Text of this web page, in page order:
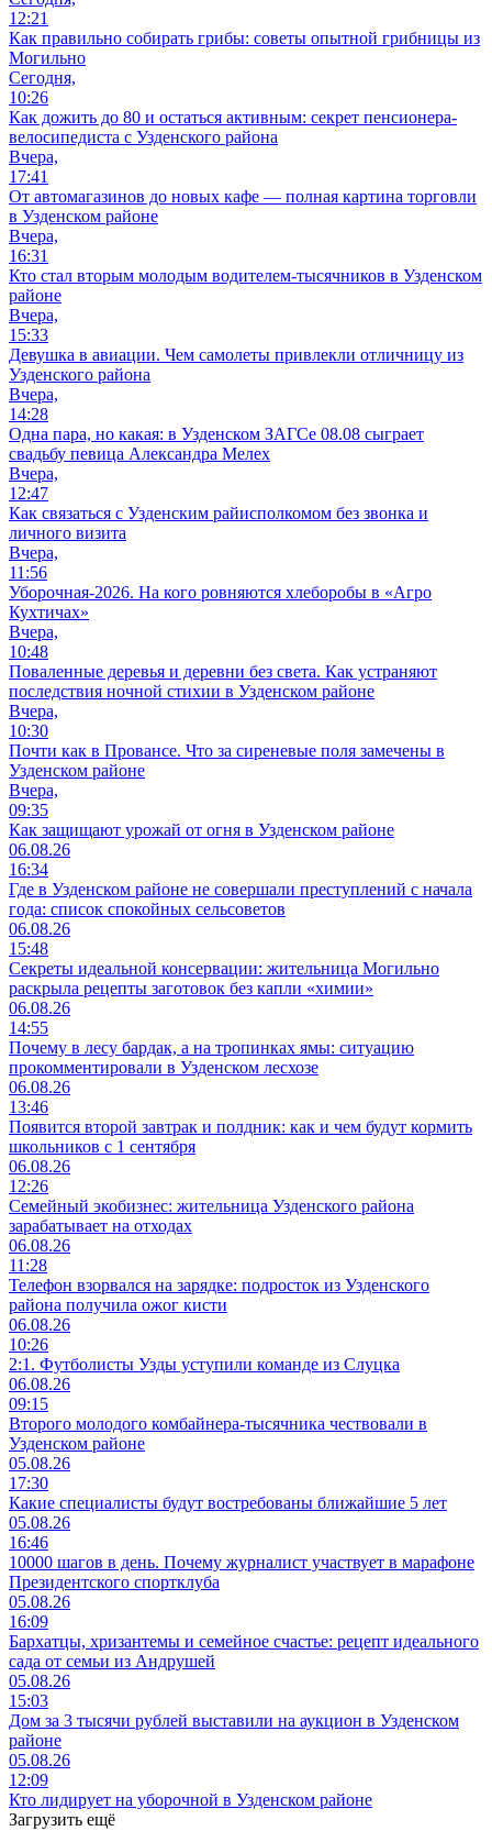
12:21
Как правильно собирать грибы: советы опытной грибницы из
Могильно
Сегодня,
10:26
Как дожить до 80 и остаться активным: секрет пенсионера-
велосипедиста с Узденского района
Вчера,
17:41
От автомагазинов до новых кафе — полная картина торговли
в Узденском районе
Вчера,
16:31
Кто стал вторым молодым водителем-тысячников в Узденском
районе
Вчера,
15:33
Девушка в авиации. Чем самолеты привлекли отличницу из
Узденского района
Вчера,
14:28
Одна пара, но какая: в Узденском ЗАГСе 08.08 сыграет
свадьбу певица Александра Мелех
Вчера,
12:47
Как связаться с Узденским райисполкомом без звонка и
личного визита
Вчера,
11:56
Уборочная-2026. На кого ровняются хлеборобы в «Агро
Кухтичах»
Вчера,
10:48
Поваленные деревья и деревни без света. Как устраняют
последствия ночной стихии в Узденском районе
Вчера,
10:30
Почти как в Провансе. Что за сиреневые поля замечены в
Узденском районе
Вчера,
09:35
Как защищают урожай от огня в Узденском районе
06.08.26
16:34
Где в Узденском районе не совершали преступлений с начала
года: список спокойных сельсоветов
06.08.26
15:48
Секреты идеальной консервации: жительница Могильно
раскрыла рецепты заготовок без капли «химии»
06.08.26
14:55
Почему в лесу бардак, а на тропинках ямы: ситуацию
прокомментировали в Узденском лесхозе
06.08.26
13:46
Появится второй завтрак и полдник: как и чем будут кормить
школьников с 1 сентября
06.08.26
12:26
Семейный экобизнес: жительница Узденского района
зарабатывает на отходах
06.08.26
11:28
Телефон взорвался на зарядке: подросток из Узденского
района получила ожог кисти
06.08.26
10:26
2:1. Футболисты Узды уступили команде из Слуцка
06.08.26
09:15
Второго молодого комбайнера-тысячника чествовали в
Узденском районе
05.08.26
17:30
Какие специалисты будут востребованы ближайшие 5 лет
05.08.26
16:46
10000 шагов в день. Почему журналист участвует в марафоне
Президентского спортклуба
05.08.26
16:09
Бархатцы, хризантемы и семейное счастье: рецепт идеального
сада от семьи из Андрушей
05.08.26
15:03
Дом за 3 тысячи рублей выставили на аукцион в Узденском
районе
05.08.26
12:09
Кто лидирует на уборочной в Узденском районе
Загрузить ещё